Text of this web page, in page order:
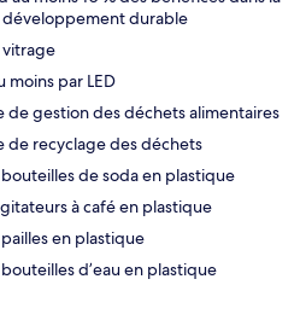
durable
vitrage
moins par LED
de gestion des déchets alimentaires
de recyclage des déchets
de soda en plastique
à café en plastique
en plastique
d’eau en plastique